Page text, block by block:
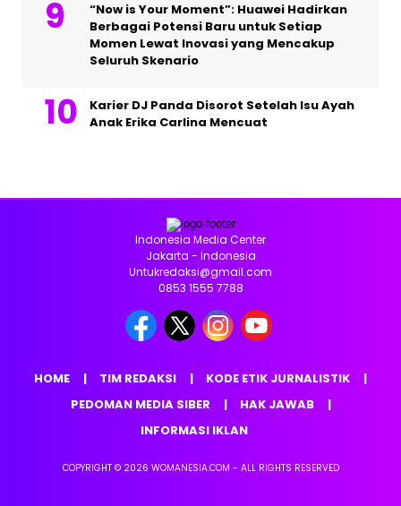
“Now is Your Moment”: Huawei Hadirkan
Berbagai Potensi Baru untuk Setiap
Momen Lewat Inovasi yang Mencakup
Seluruh Skenario
Karier DJ Panda Disorot Setelah Isu Ayah
Anak Erika Carlina Mencuat
Indonesia Media Center
Jakarta - Indonesia
Untukredaksi@gmail.com
0853 1555 7788
HOME TIM REDAKSI
KODE ETIK JURNALISTIK
PEDOMAN MEDIA SIBER
HAK JAWAB
INFORMASI IKLAN
COPYRIGHT © 2026 WOMANESIA.COM - ALL RIGHTS RESERVED